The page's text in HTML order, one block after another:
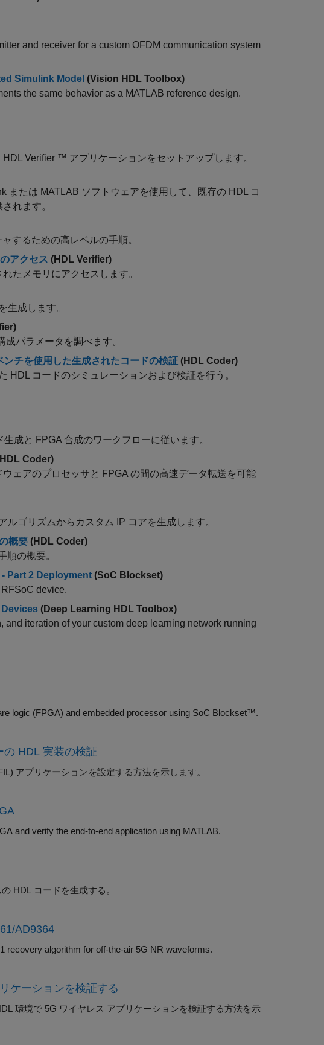
and receiver for a custom OFDM communication system
Simulink Model (Vision HDL Toolbox)
the same behavior as a MATLAB reference design.
Verifier ™ アプリケーションをセットアップします。
または MATLAB ソフトウェアを使用して、既存の HDL コ
れます。
するための高レベルの手順。
アクセス (HDL Verifier)
たメモリにアクセスします。
生成します。
パラメータを調べます。
チを使用した生成されたコードの検証 (HDL Coder)
HDL コードのシミュレーションおよび検証を行う。
成と FPGA 合成のワークフローに従います。
Coder)
ウェアのプロセッサと FPGA の間の高速データ転送を可能
ゴリズムからカスタム IP コアを生成します。
概要 (HDL Coder)
順の概要。
Part 2 Deployment (SoC Blockset)
device.
(Deep Learning HDL Toolbox)
iteration of your custom deep learning network running
logic (FPGA) and embedded processor using SoC Blockset™.
HDL 実装の検証
アプリケーションを設定する方法を示します。
Deploy a you only look once (YOLO) v2 vehicle detector on FPGA and verify the end-to-end application using MATLAB.
HDL コードを生成する。
AD9364
Deploy a hardware-software co-design implementation of a SIB1 recovery algorithm for off-the-air 5G NR waveforms.
ケーションを検証する
環境で 5G ワイヤレス アプリケーションを検証する方法を示